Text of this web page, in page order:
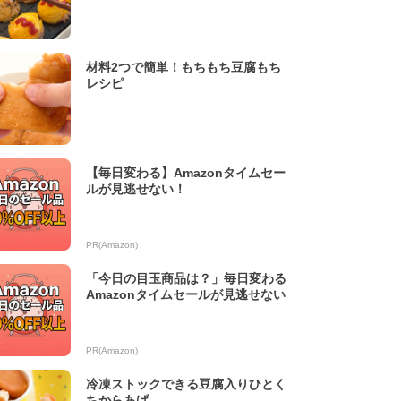
材料2つで簡単！もちもち豆腐もち
レシピ
【毎日変わる】Amazonタイムセー
ルが見逃せない！
PR(Amazon)
「今日の目玉商品は？」毎日変わる
Amazonタイムセールが見逃せない
PR(Amazon)
冷凍ストックできる豆腐入りひとく